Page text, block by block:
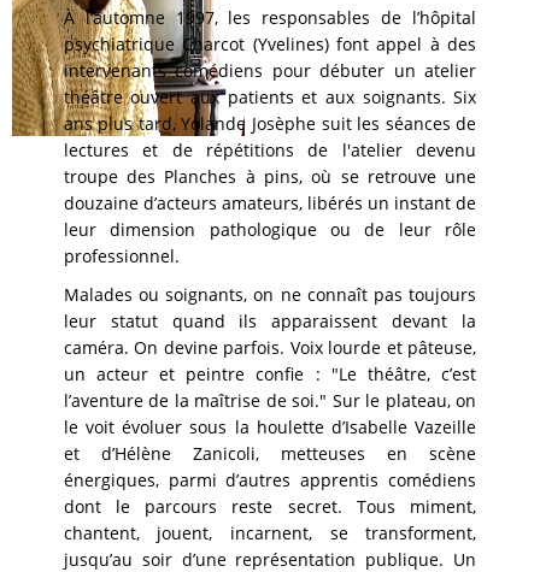
À l’automne 1997, les responsables de l’hôpital
psychiatrique Charcot (Yvelines) font appel à des
intervenants comédiens pour débuter un atelier
théâtre ouvert aux patients et aux soignants. Six
ans plus tard, Yolande Josèphe suit les séances de
lectures et de répétitions de l'atelier devenu
troupe des Planches à pins, où se retrouve une
douzaine d’acteurs amateurs, libérés un instant de
leur dimension pathologique ou de leur rôle
professionnel.
Malades ou soignants, on ne connaît pas toujours
leur statut quand ils apparaissent devant la
caméra. On devine parfois. Voix lourde et pâteuse,
un acteur et peintre confie : "Le théâtre, c’est
l’aventure de la maîtrise de soi." Sur le plateau, on
le voit évoluer sous la houlette d’Isabelle Vazeille
et d’Hélène Zanicoli, metteuses en scène
énergiques, parmi d’autres apprentis comédiens
dont le parcours reste secret. Tous miment,
chantent, jouent, incarnent, se transforment,
jusqu’au soir d’une représentation publique. Un